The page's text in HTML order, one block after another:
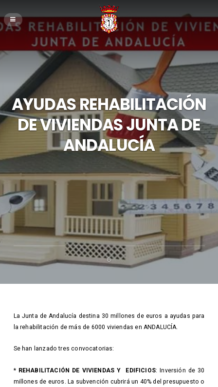
AYUDAS REHABILITACIÓN
DE VIVIENDAS JUNTA DE
ANDALUCÍA
La Junta de Andalucía destina 30 millones de euros a ayudas para
la rehabilitación de más de 6000 viviendas en ANDALUCÍA.
Se han lanzado tres convocatorias:
* REHABILITACIÓN DE VIVIENDAS Y EDIFICIOS: Inversión de 30
millones de euros. La subvención cubrirá un 40% del presupuesto o